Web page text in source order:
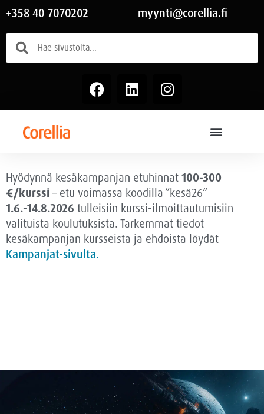
+358 40 7070202 myynti@corellia.fi
Hyödynnä kesäkampanjan etuhinnat 100-300
€/kurssi – etu voimassa koodilla ”kesä26”
1.6.-14.8.2026 tulleisiin kurssi-ilmoittautumisiin
valituista koulutuksista. Tarkemmat tiedot
kesäkampanjan kursseista ja ehdoista löydät
Kampanjat-sivulta.